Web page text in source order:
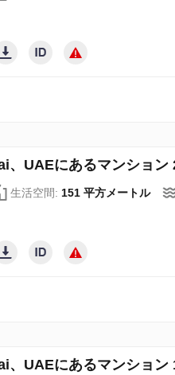
UAEにあるマンション
生活空間: 151 平方メートル
UAEにあるマンション